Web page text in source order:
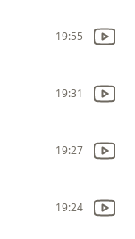
19:55
19:31
19:27
19:24